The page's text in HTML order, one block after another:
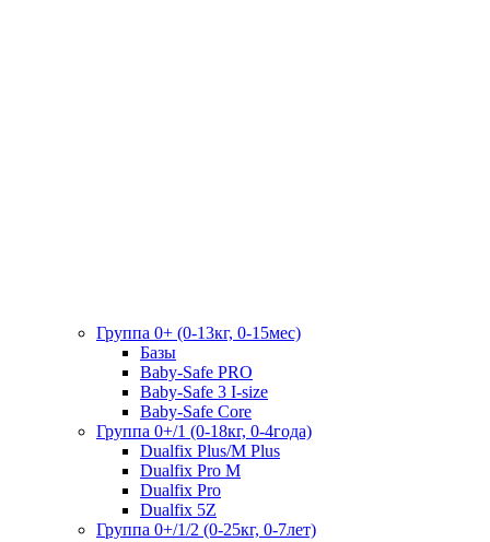
Группа 0+ (0-13кг, 0-15мес)
Базы
Baby-Safe PRO
Baby-Safe 3 I-size
Baby-Safe Core
Группа 0+/1 (0-18кг, 0-4года)
Dualfix Plus/M Plus
Dualfix Pro M
Dualfix Pro
Dualfix 5Z
Группа 0+/1/2 (0-25кг, 0-7лет)